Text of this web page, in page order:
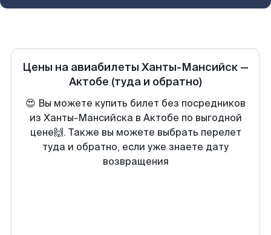
Цены на авиабилеты Ханты-Мансийск —
Актобе (туда и обратно)
😍 Вы можете купить билет без посредников
из Ханты-Мансийска в Актобе по выгодной
цене🙌. Также вы можете выбрать перелет
туда и обратно, если уже знаете дату
возвращения